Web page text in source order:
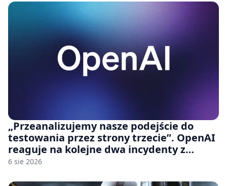
„Przeanalizujemy nasze podejście do
testowania przez strony trzecie”. OpenAI
reaguje na kolejne dwa incydenty z
udziałem autorskich modeli
6 sie 2026